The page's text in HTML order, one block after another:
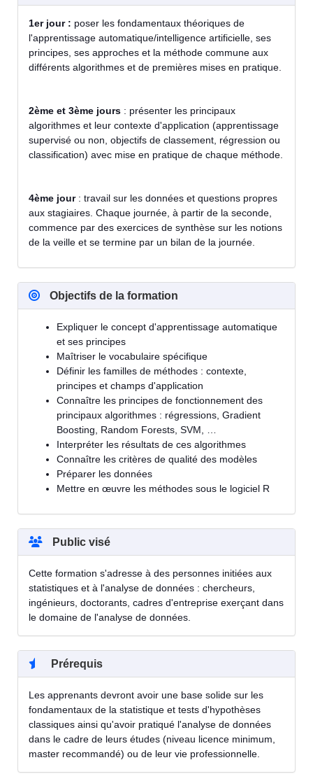
1er jour : poser les fondamentaux théoriques de
l'apprentissage automatique/intelligence artificielle, ses
principes, ses approches et la méthode commune aux
différents algorithmes et de premières mises en pratique.
2ème et 3ème jours : présenter les principaux
algorithmes et leur contexte d'application (apprentissage
supervisé ou non, objectifs de classement, régression ou
classification) avec mise en pratique de chaque méthode.
4ème jour : travail sur les données et questions propres
aux stagiaires. Chaque journée, à partir de la seconde,
commence par des exercices de synthèse sur les notions
de la veille et se termine par un bilan de la journée.
Objectifs de la formation
Expliquer le concept d'apprentissage automatique
et ses principes
Maîtriser le vocabulaire spécifique
Définir les familles de méthodes : contexte,
principes et champs d'application
Connaître les principes de fonctionnement des
principaux algorithmes : régressions, Gradient
Boosting, Random Forests, SVM, …
Interpréter les résultats de ces algorithmes
Connaître les critères de qualité des modèles
Préparer les données
Mettre en œuvre les méthodes sous le logiciel R
Public visé
Cette formation s'adresse à des personnes initiées aux
statistiques et à l'analyse de données : chercheurs,
ingénieurs, doctorants, cadres d'entreprise exerçant dans
le domaine de l'analyse de données.
Prérequis
Les apprenants devront avoir une base solide sur les
fondamentaux de la statistique et tests d'hypothèses
classiques ainsi qu'avoir pratiqué l'analyse de données
dans le cadre de leurs études (niveau licence minimum,
master recommandé) ou de leur vie professionnelle.